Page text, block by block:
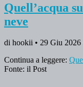
Quell’acqua
neve
di hookii • 29 Giu 2026
Continua a leggere:
Fonte: il Post